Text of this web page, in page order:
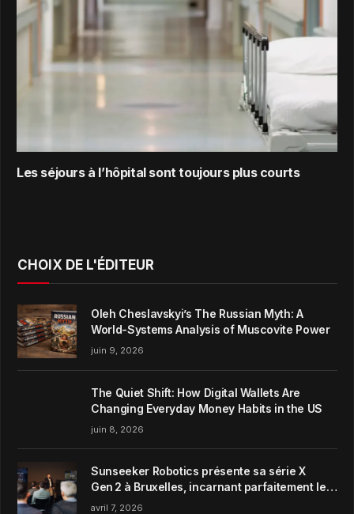
Les séjours à l’hôpital sont toujours plus courts
CHOIX DE L'ÉDITEUR
Oleh Cheslavskyi’s The Russian Myth: A
World-Systems Analysis of Muscovite Power
juin 9, 2026
The Quiet Shift: How Digital Wallets Are
Changing Everyday Money Habits in the US
juin 8, 2026
Sunseeker Robotics présente sa série X
Gen 2 à Bruxelles, incarnant parfaitement le
concept de Garden Harmony de la marque
avril 7, 2026